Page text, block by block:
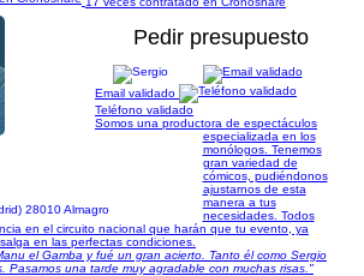
Pedir presupuesto
28010 Almagro
Email validado
Teléfono validado
Somos una productora de espectáculos
especializada en los
monólogos. Tenemos
gran variedad de
cómicos, pudiéndonos
ajustarnos de esta
manera a tus
necesidades. Todos
en el circuito nacional que harán que tu evento, ya
en las perfectas condiciones.
el Gamba y fué un gran acierto. Tanto él como Sergio
Pasamos una tarde muy agradable con muchas risas."